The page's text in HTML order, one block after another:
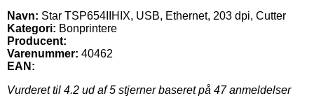
Navn: Star TSP654IIHIX, USB, Ethernet, 203 dpi, Cutter
Kategori: Bonprintere
Producent:
Varenummer: 40462
EAN:
Vurderet til 4.2 ud af 5 stjerner baseret på 47anmeldelser